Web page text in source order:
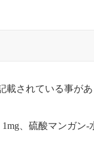
されている事があ
、硫酸マンガン-